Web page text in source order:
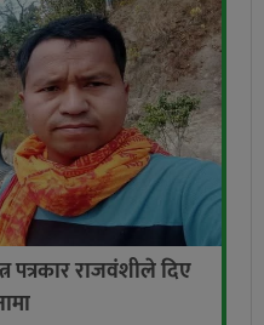
पत्रकार राजवंशीले दिए